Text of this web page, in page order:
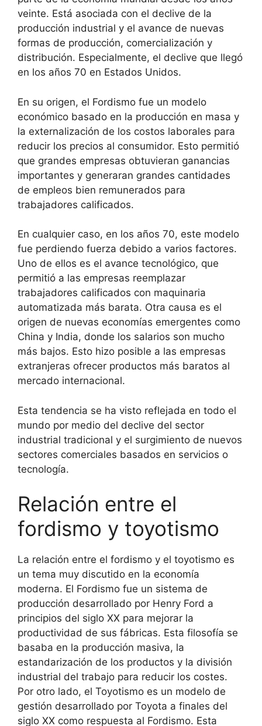
veinte. Está asociada con el declive de la
producción industrial y el avance de nuevas
formas de producción, comercialización y
distribución. Especialmente, el declive que llegó
en los años 70 en Estados Unidos.
En su origen, el Fordismo fue un modelo
económico basado en la producción en masa y
la externalización de los costos laborales para
reducir los precios al consumidor. Esto permitió
que grandes empresas obtuvieran ganancias
importantes y generaran grandes cantidades
de empleos bien remunerados para
trabajadores calificados.
En cualquier caso, en los años 70, este modelo
fue perdiendo fuerza debido a varios factores.
Uno de ellos es el avance tecnológico, que
permitió a las empresas reemplazar
trabajadores calificados con maquinaria
automatizada más barata. Otra causa es el
origen de nuevas economías emergentes como
China y India, donde los salarios son mucho
más bajos. Esto hizo posible a las empresas
extranjeras ofrecer productos más baratos al
mercado internacional.
Esta tendencia se ha visto reflejada en todo el
mundo por medio del declive del sector
industrial tradicional y el surgimiento de nuevos
sectores comerciales basados en servicios o
tecnología.
Relación entre el
fordismo y toyotismo
La relación entre el fordismo y el toyotismo es
un tema muy discutido en la economía
moderna. El Fordismo fue un sistema de
producción desarrollado por Henry Ford a
principios del siglo XX para mejorar la
productividad de sus fábricas. Esta filosofía se
basaba en la producción masiva, la
estandarización de los productos y la división
industrial del trabajo para reducir los costes.
Por otro lado, el Toyotismo es un modelo de
gestión desarrollado por Toyota a finales del
siglo XX como respuesta al Fordismo. Esta